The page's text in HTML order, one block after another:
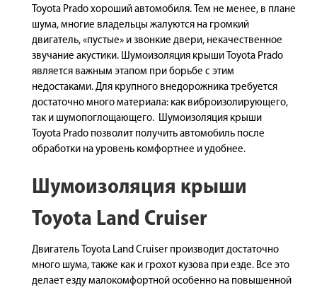
Toyota Prado хороший автомобиля. Тем не менее, в плане
шума, многие владельцы жалуются на громкий
двигатель, «пустые» и звонкие двери, некачественное
звучание акустики. Шумоизоляция крыши Toyota Prado
является важным этапом при борьбе с этим
недостаками. Для крупного внедорожника требуется
достаточно много материала: как виброизолирующего,
так и шумопоглощающего. Шумоизоляция крыши
Toyota Prado позволит получить автомобиль после
обработки на уровень комфортнее и удобнее.
Шумоизоляция крыши
Toyota Land Cruiser
Двигатель Toyota Land Cruiser производит достаточно
много шума, также как и грохот кузова при езде. Все это
делает езду малокомфортной особенно на повышенной